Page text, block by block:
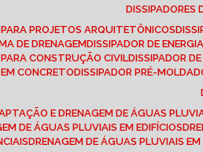
PARA PROJETOS ARQUITETÔNICOS
DE DRENAGEM DISSIPADOR DE
PARA CONSTRUÇÃO CIVIL DISSIPADOR
EM CONCRETO DISSIPADOR PRÉ-
E DRENAGEM DE ÁGUAS
DE ÁGUAS PLUVIAIS EM EDIFÍCIOS
DRENAGEM DE ÁGUAS PLUVIAIS